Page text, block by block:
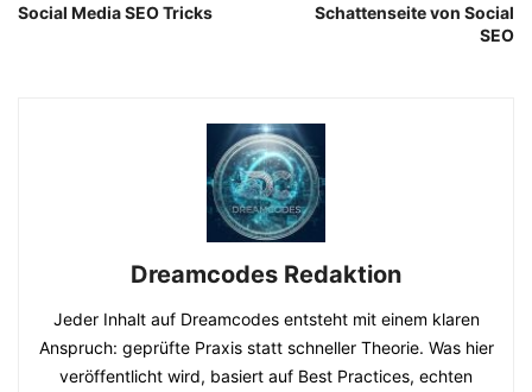
Social Media SEO Tricks
Schattenseite von Social
SEO
Dreamcodes Redaktion
Jeder Inhalt auf Dreamcodes entsteht mit einem klaren
Anspruch: geprüfte Praxis statt schneller Theorie. Was hier
veröffentlicht wird, basiert auf Best Practices, echten